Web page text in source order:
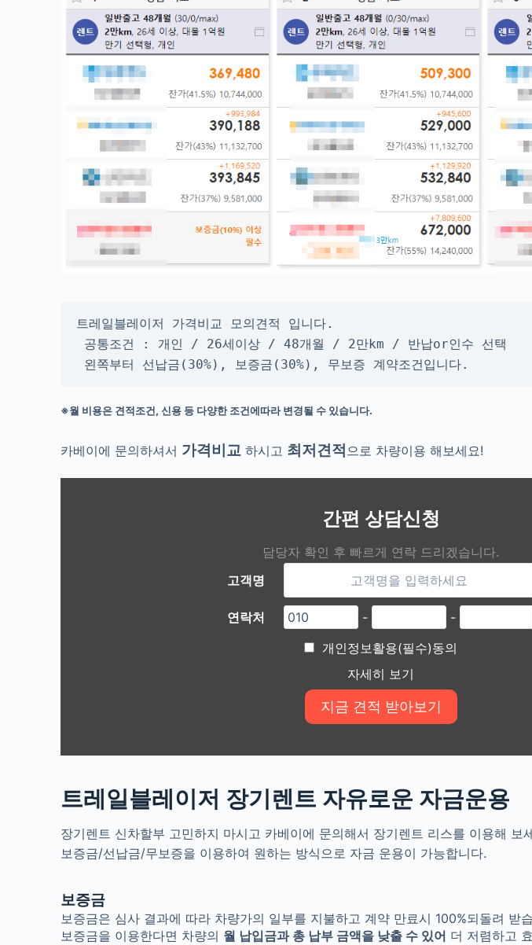
트레일블레이저 가격비교 모의견적 입니다.
공통조건 : 개인 / 26세이상 / 48개월 / 2만km / 반납or인수 선택
왼쪽부터 선납금(30%), 보증금(30%), 무보증 계약조건입니다.
※월 비용은 견적조건, 신용 등 다양한 조건에따라 변경될 수 있습니다.
카베이에 문의하셔서 가격비교 하시고 최저견적 으로 차량이용 해보세요!
간편 상담신청
담당자 확인 후 빠르게 연락 드리겠습니다.
고객명
연락처 -
-
개인정보활용(필수)동의
자세히 보기
트레일블레이저 장기렌트 자유로운 자금운용
장기렌트 신차할부 고민하지 마시고 카베이에 문의해서 장기렌트 리스를 이용해 보
보증금/선납금/무보증을 이용하여 원하는 방식으로 자금 운용이 가능합니다.
보증금
보증금은 심사 결과에 따라 차량가의 일부를 지불하고 계약 만료시 100%되돌려 받
보증금을 이용한다면 차량의 월 납입금과 총 납부 금액을 낮출 수 있어 더 저렴하고